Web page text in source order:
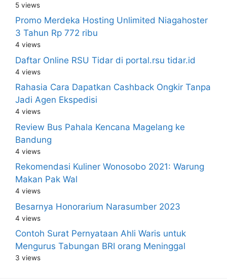
5 views
Promo Merdeka Hosting Unlimited Niagahoster
3 Tahun Rp 772 ribu
4 views
Daftar Online RSU Tidar di portal.rsu tidar.id
4 views
Rahasia Cara Dapatkan Cashback Ongkir Tanpa
Jadi Agen Ekspedisi
4 views
Review Bus Pahala Kencana Magelang ke
Bandung
4 views
Rekomendasi Kuliner Wonosobo 2021: Warung
Makan Pak Wal
4 views
Besarnya Honorarium Narasumber 2023
4 views
Contoh Surat Pernyataan Ahli Waris untuk
Mengurus Tabungan BRI orang Meninggal
3 views